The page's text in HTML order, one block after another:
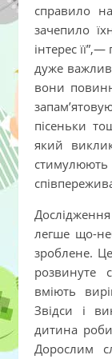
справило
зачепило
інтерес
дуже
вони
пісеньки
який
легше що-
зроблене.
розвинуте
вміють
Звідси і
дитина
Дорослим